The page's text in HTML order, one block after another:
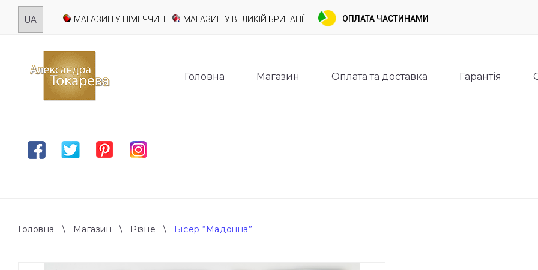
Skip
МАГАЗИН У НІМЕЧЧИНІ МАГАЗИН У ВЕЛИКІЙ БРИТАНІЇ
FacebookTwitterPinterestInstagram
Головна Магазин Оплата та доставка Гарантія
ОПЛАТА ЧАСТИНАМИ
Головна \ Магазин \ Різне \ Бісер “Мадонна”